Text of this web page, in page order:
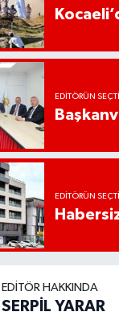
EDITÖRÜN
EDITÖRÜN
EDITÖR HAKKINDA
SERPİL YARAR